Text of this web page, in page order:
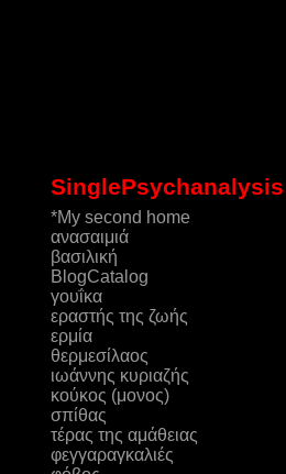
SinglePsychanalysis
*My second home
ανασαιμιά
βασιλική
ΒlogCatalog
γουΐκα
εραστής της ζωής
ερμία
θερμεσίλαος
ιωάννης κυριαζής
κούκος (μονος)
σπίθας
τέρας της αμάθειας
φεγγαραγκαλιές